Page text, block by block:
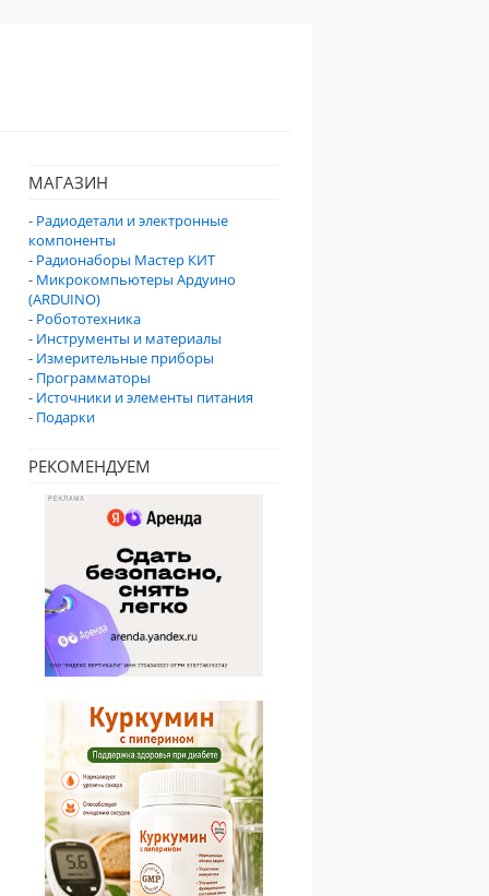
МАГАЗИН
- Радиодетали и электронные
компоненты
- Радионаборы Мастер КИТ
- Микрокомпьютеры Ардуино
(ARDUINO)
- Робототехника
- Инструменты и материалы
- Измерительные приборы
- Программаторы
- Источники и элементы питания
- Подарки
РЕКОМЕНДУЕМ